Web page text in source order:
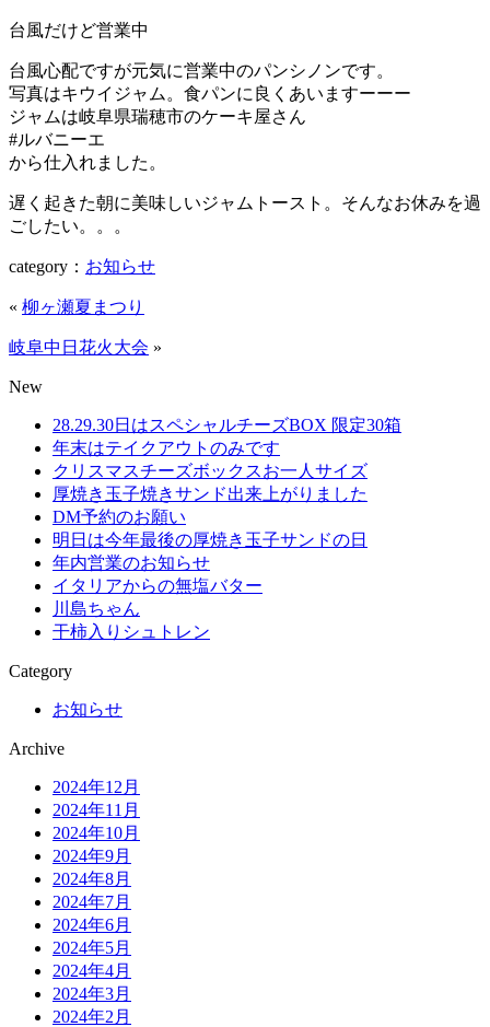
台風だけど営業中
台風心配ですが元気に営業中のパンシノンです。
写真はキウイジャム。食パンに良くあいますーーー
ジャムは岐阜県瑞穂市のケーキ屋さん
#ルバニーエ
から仕入れました。
遅く起きた朝に美味しいジャムトースト。そんなお休みを過
ごしたい。。。
category ： お知らせ
« 柳ヶ瀬夏まつり
岐阜中日花火大会 »
New
28.29.30日はスペシャルチーズBOX 限定30箱
年末はテイクアウトのみです
クリスマスチーズボックスお一人サイズ
厚焼き玉子焼きサンド出来上がりました
DM予約のお願い
明日は今年最後の厚焼き玉子サンドの日
年内営業のお知らせ
イタリアからの無塩バター
川島ちゃん
干柿入りシュトレン
Category
お知らせ
Archive
2024年12月
2024年11月
2024年10月
2024年9月
2024年8月
2024年7月
2024年6月
2024年5月
2024年4月
2024年3月
2024年2月